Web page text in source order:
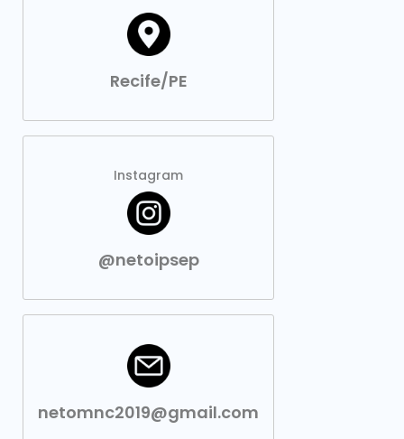
Recife/PE
Instagram
@netoipsep
netomnc2019@gmail.com